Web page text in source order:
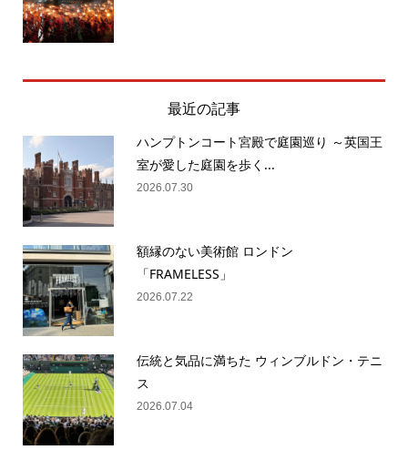
最近の記事
ハンプトンコート宮殿で庭園巡り ～英国王
室が愛した庭園を歩く...
2026.07.30
額縁のない美術館 ロンドン
「FRAMELESS」
2026.07.22
伝統と気品に満ちた ウィンブルドン・テニ
ス
2026.07.04